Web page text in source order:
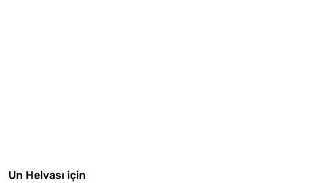
Un Helvası için